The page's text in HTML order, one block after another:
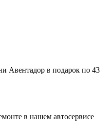
в подарок по 43
в нашем автосервисе